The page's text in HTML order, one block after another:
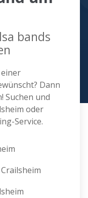
bands
Dann
Suchen und
oder
Service.